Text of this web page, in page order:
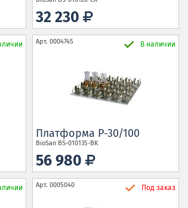
32 230
Арт. 0004745 В наличии
Платформа P-30/100
BioSan BS-010135-BK
56 980
Арт. 0005040 Под заказ